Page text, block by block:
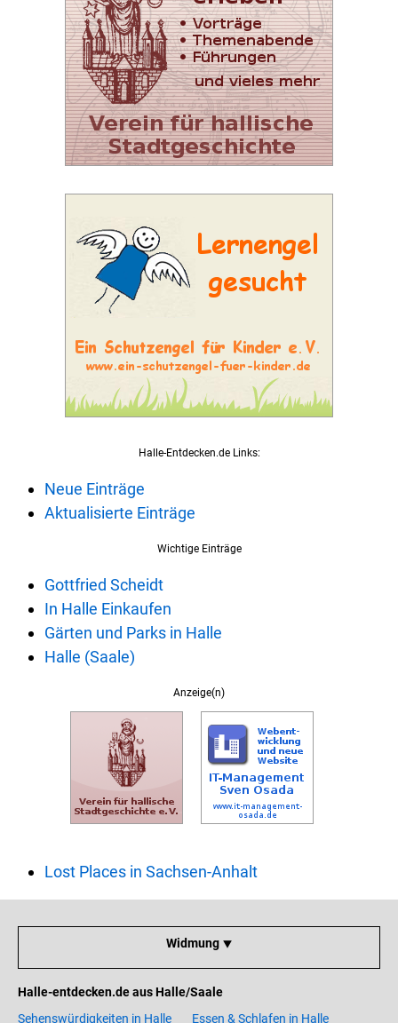
Halle-Entdecken.de Links:
Neue Einträge
Aktualisierte Einträge
Wichtige Einträge
Gottfried Scheidt
In Halle Einkaufen
Gärten und Parks in Halle
Halle (Saale)
Anzeige(n)
Lost Places in Sachsen-Anhalt
Widmung ⯆
Halle-entdecken.de aus Halle/Saale
Sehenswürdigkeiten in Halle
Essen & Schlafen in Halle